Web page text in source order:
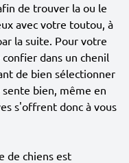
de trouver la ou le
avec votre toutou, à
la suite. Pour votre
dans un chenil
de bien sélectionner
bien, même en
s'offrent donc à vous
de chiens est